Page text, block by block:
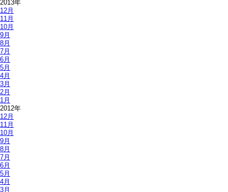
2013年
12月
11月
10月
9月
8月
7月
6月
5月
4月
3月
2月
1月
2012年
12月
11月
10月
9月
8月
7月
6月
5月
4月
3月